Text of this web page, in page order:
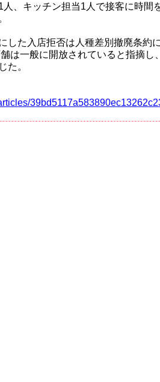
、キッチン担当1人で接客に時間
した入店拒否は人種差別撤廃条約
は一般に開放されていると指摘し
た。